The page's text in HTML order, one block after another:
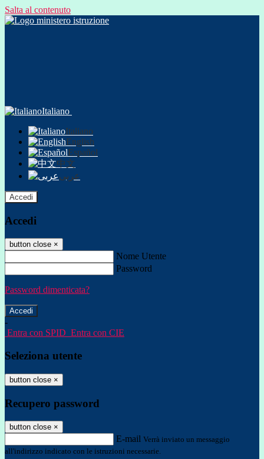
Salta al contenuto
Italiano
Italiano
English
Español
中文
عربى
Accedi
Accedi
button close ×
Nome Utente
Password
Password dimenticata?
-
Entra con SPID Entra con CIE
Seleziona utente
button close ×
Recupero password
button close ×
E-mail Verrà inviato un messaggio
all'indirizzo indicato con le istruzioni necessarie.